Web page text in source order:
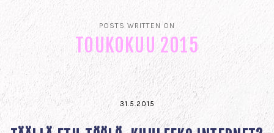
POSTS WRITTEN ON
TOUKOKUU 2015
31.5.2015